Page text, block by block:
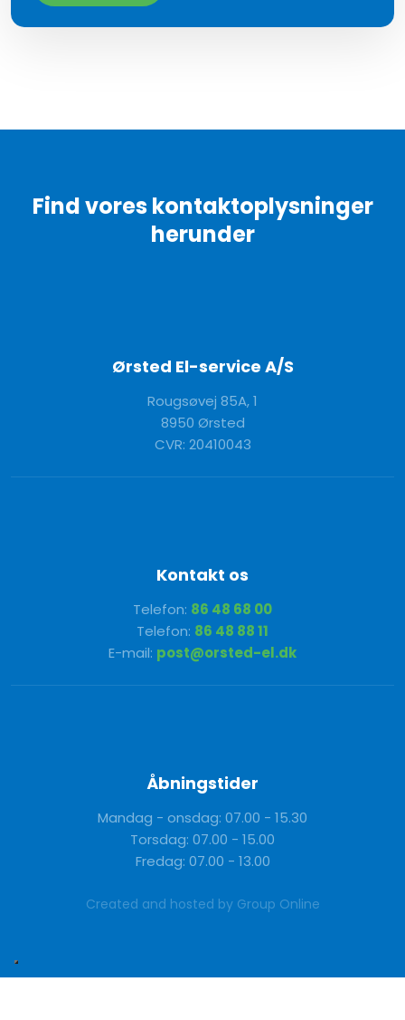
Find vores kontaktoplysninger
herunder​
Ørsted El-service A/S
Rou​gsøvej 85A, 1​
8950 Ørsted
CVR: 20410043
Kontakt os
Telefon: 86 48 68 00
Telefon: 86 48 88 11
E-mail: post@orsted-el.dk
Åbningstider
Mandag - onsdag: 07.00 - 15.30
Torsdag: 07.00 - 15.00
Fredag: 07.00 - 13.00
Created and hosted by Group Online